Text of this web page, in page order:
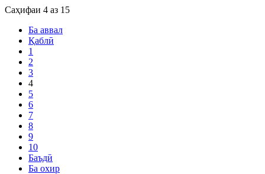
Саҳифаи 4 аз 15
Ба аввал
Қаблӣ
1
2
3
4
5
6
7
8
9
10
Баъдӣ
Ба охир